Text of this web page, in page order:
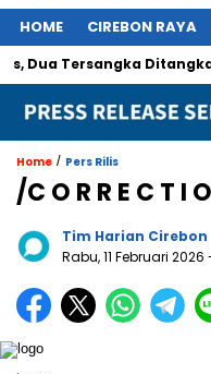
HOME CIREBON RAYA
Tersangka Ditangkap
Home / Pers Rilis
/C O R R E C T
Tim Harian Cirebon
Rabu, 11 Februari 2026